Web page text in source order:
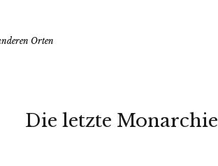
Orten
Die letzte Monarchie